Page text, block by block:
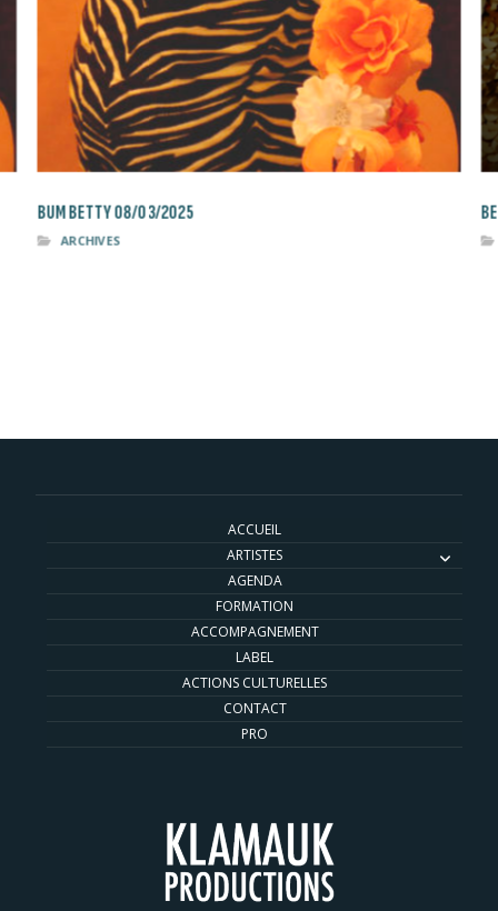
BUM BETTY 08/03/2025
ARCHIVES
ACCUEIL
ARTISTES
AGENDA
FORMATION
ACCOMPAGNEMENT
LABEL
ACTIONS CULTURELLES
CONTACT
PRO